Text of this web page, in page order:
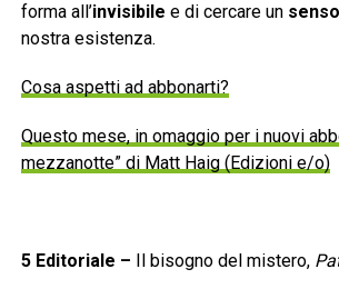
forma all’invisibile e di cercare un
nostra esistenza.
Cosa aspetti ad abbonarti?
Questo mese, in omaggio per i nuovi
mezzanotte” di Matt Haig (Edizioni e/o)
5 Editoriale – Il bisogno del mistero,